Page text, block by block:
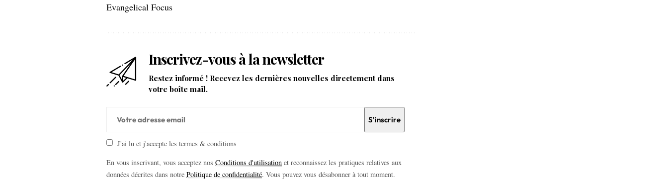
Evangelical Focus
Inscrivez-vous à la newsletter
Restez informé ! Recevez les dernières nouvelles directement dans
votre boîte mail.
J'ai lu et j'accepte les termes & conditions
En vous inscrivant, vous acceptez nosConditions d'utilisation et reconnaissez les pratiques relatives aux
données décrites dans notrePolitique de confidentialité. Vous pouvez vous désabonner à tout moment.